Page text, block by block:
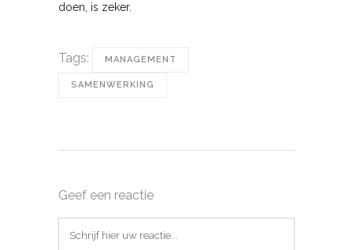
doen, is zeker.
Tags: MANAGEMENT
SAMENWERKING
Geef een reactie